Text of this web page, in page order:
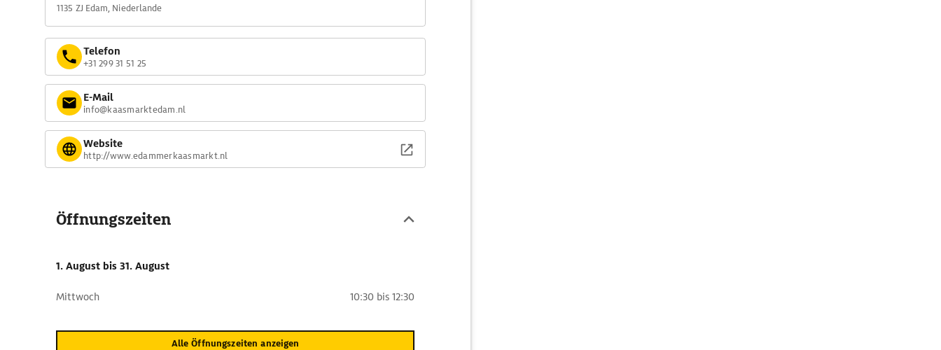
1135 ZJ Edam, Niederlande
Telefon
+31 299 31 51 25
E-Mail
info@kaasmarktedam.nl
Website
http://www.edammerkaasmarkt.nl
Öffnungszeiten
1. August bis 31. August
Mittwoch 10:30 bis 12:30
Alle Öffnungszeiten anzeigen